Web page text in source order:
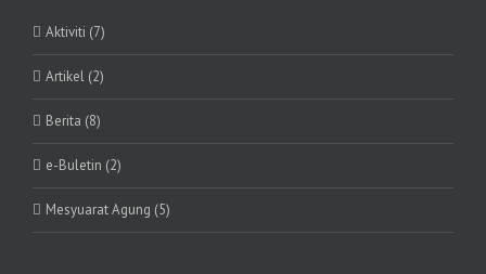
Aktiviti (7)
Artikel (2)
Berita (8)
e-Buletin (2)
Mesyuarat Agung (5)